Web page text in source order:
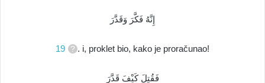
إِنَّهُ فَكَّرَ وَقَدَّرَ
19 . i, proklet bio, kako je proračunao!
فَقُتِلَ كَيْفَ قَدَّرَ